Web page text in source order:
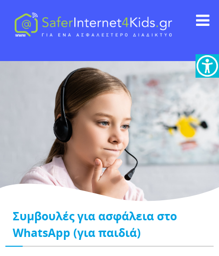
Συμβουλές για ασφάλεια στο
WhatsApp (για παιδιά)